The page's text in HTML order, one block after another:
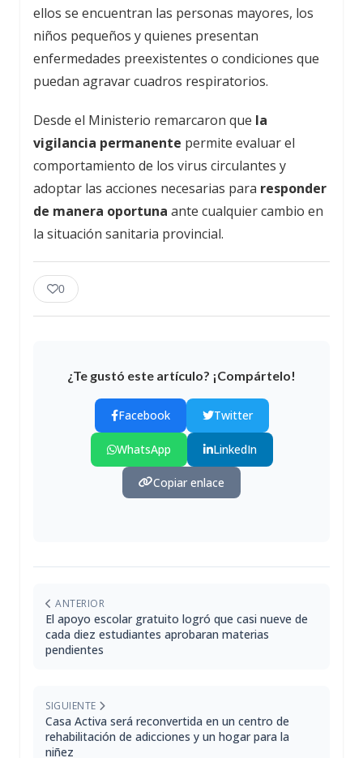
ellos se encuentran las personas mayores, los
niños pequeños y quienes presentan
enfermedades preexistentes o condiciones que
puedan agravar cuadros respiratorios.
Desde el Ministerio remarcaron que la
vigilancia permanente permite evaluar el
comportamiento de los virus circulantes y
adoptar las acciones necesarias para responder
de manera oportuna ante cualquier cambio en
la situación sanitaria provincial.
0
¿Te gustó este artículo? ¡Compártelo!
Facebook Twitter
WhatsApp LinkedIn
Copiar enlace
ANTERIOR
El apoyo escolar gratuito logró que casi nueve de
cada diez estudiantes aprobaran materias
pendientes
SIGUIENTE
Casa Activa será reconvertida en un centro de
rehabilitación de adicciones y un hogar para la
niñez